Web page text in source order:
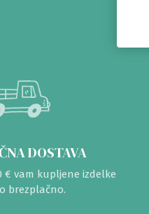
DOSTAVA
€ vam kupljene izdelke
brezplačno.